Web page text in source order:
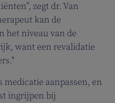
zegt dr. Van
kan de
het niveau van de
want een revalidatie
aanpassen, en
ingrijpen bij